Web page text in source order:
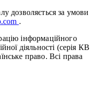
дозволяється за умови
.
інформаційного
діяльності (серія КВ
право. Всі права